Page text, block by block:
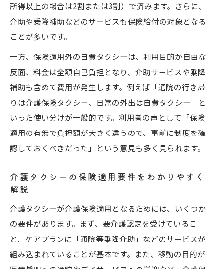
介護タクシーと普通のタクシーの料金差を
比較
介護タクシー利用時の自己負担額の目安と
注意点
介護タクシー保険適用外の費用構成を解説
介護タクシーの料金表や割引制度も押さえ
よう
介護タクシー介助料や追加料金の仕組みを
確認
介護タクシー選びで重視したいチェックポ
介護タクシーのデメリットと対策を押さえ
よう
介護タクシーと福祉タクシーの選択基準と
は
所得以上の場合は2割または3割）で済みます。さらに、
介助や乗降補助などのサービスも保険給付の対象となる
ことが多いです。
一方、保険適用外の自費タクシーは、利用目的が自由な
反面、料金は全額自己負担となり、介助サービスや乗降
補助も含めて費用が発生します。例えば「通院の行き帰
りは介護保険タクシー、日常の外出は自費タクシー」と
いった使い分けが一般的です。利用者の声として「保険
適用の有無で負担額が大きく違うので、事前に制度を確
認しておくべきだった」という意見も多く見られます。
介護タクシーの保険適用要件をわかりやすく
解説
介護タクシーが介護保険適用となるためには、いくつか
の要件があります。まず、要介護認定を受けているこ
と、ケアプランに「通院等乗降介助」などのサービスが
組み込まれていることが基本です。また、移動の目的が